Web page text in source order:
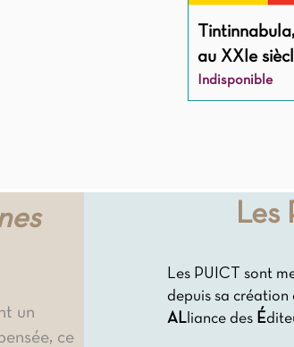
Identités africaines en mutation
au XXIe
Indisponible
un
ce
Les
Les PUICT sont
depuis sa
AL liance des É